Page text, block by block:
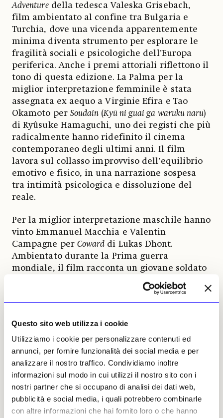
Questo sito web utilizza i cookie
Utilizziamo i cookie per personalizzare contenuti ed
annunci, per fornire funzionalità dei social media e per
analizzare il nostro traffico. Condividiamo inoltre
informazioni sul modo in cui utilizzi il nostro sito con i
nostri partner che si occupano di analisi dei dati web,
pubblicità e social media, i quali potrebbero combinarle
con altre informazioni che hai fornito loro o che hanno
Adventuredella tedesca Valeska Grisebach,
film ambientato al confine tra Bulgaria e
Turchia, dove una vicenda apparentemente
minima diventa strumento per esplorare le
fragilità sociali e psicologiche dell’Europa
periferica. Anche i premi attoriali riflettono il
tono di questa edizione. La Palma per la
miglior interpretazione femminile è stata
assegnata ex aequo a Virginie Efira e Tao
Okamoto per Soudain (Kyū ni guai ga waruku naru)
di Ryûsuke Hamaguchi, uno dei registi che più
radicalmente hanno ridefinito il cinema
contemporaneo degli ultimi anni. Il film
lavora sul collasso improvviso dell’equilibrio
emotivo e fisico, in una narrazione sospesa
tra intimità psicologica e dissoluzione del
reale.
Per la miglior interpretazione maschile hanno
vinto Emmanuel Macchia e Valentin
Campagne per Coward di Lukas Dhont.
Ambientato durante la Prima guerra
mondiale, il film racconta un giovane soldato
che scopre nel teatro e nella performance una
forma fragile di resistenza alla violenza del
conflitto. Ancora una volta il corpo, la
dell’identità emergono come temi centrali del
cinema europeo contemporaneo.
Il premio per la sceneggiatura è andato a
Emmanuel Marre perNotre salut, distribuito in
Italia con il titoloUn uomo del tuo tempo.
Attraverso la figura del bisnonno del regista,
il film attraversa il periodo del governo di